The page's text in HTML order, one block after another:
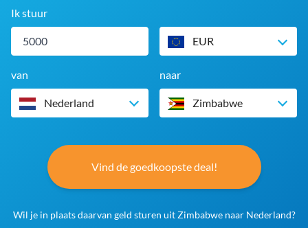
Ik stuur
EUR
van
Nederland
naar
Zimbabwe
Vind de goedkoopste deal!
Wil je in plaats daarvan geld sturen uit Zimbabwe naar Nederland?